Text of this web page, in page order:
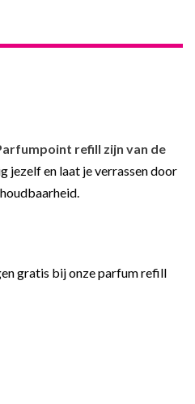
refill zijn van de
jezelf en laat je verrassen door
gratis bij onze parfum refill